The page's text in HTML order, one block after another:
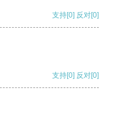
支持[0] 反对[0]
支持[0] 反对[0]